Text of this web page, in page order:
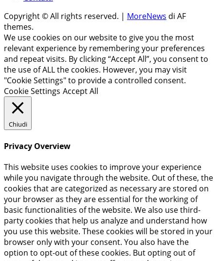
Copyright © All rights reserved. | MoreNews di AF
themes.
We use cookies on our website to give you the most
relevant experience by remembering your preferences
and repeat visits. By clicking “Accept All”, you consent to
the use of ALL the cookies. However, you may visit
"Cookie Settings" to provide a controlled consent.
Cookie Settings Accept All
Chiudi
Privacy Overview
This website uses cookies to improve your experience
while you navigate through the website. Out of these, the
cookies that are categorized as necessary are stored on
your browser as they are essential for the working of
basic functionalities of the website. We also use third-
party cookies that help us analyze and understand how
you use this website. These cookies will be stored in your
browser only with your consent. You also have the
option to opt-out of these cookies. But opting out of